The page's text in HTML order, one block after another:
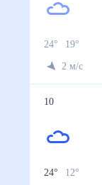
24° 19°
2 м/с
10
24° 12°